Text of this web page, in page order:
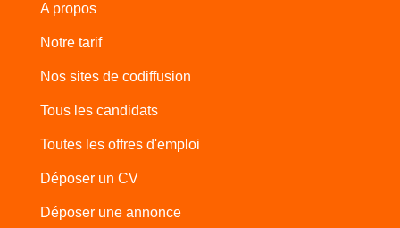
A propos
Notre tarif
Nos sites de codiffusion
Tous les candidats
Toutes les offres d'emploi
Déposer un CV
Déposer une annonce